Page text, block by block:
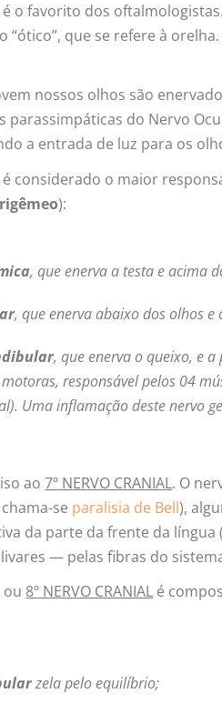
é o favorito dos
“ótico”, que se refere à
nossos olhos são enervados
parassimpáticas do Nervo
a entrada de luz para os
é considerado o maior
):
, que enerva a testa e acima
, que enerva abaixo dos olhos e
, que enerva o queixo, e
responsável pelos 04
Uma inflamação deste nervo
ao7º NERVO CRANIAL. O
se paralisia de Bell),
da parte da frente da
— pelas fibras do
ou 8º NERVO CRANIAL é
zela pelo equilíbrio;